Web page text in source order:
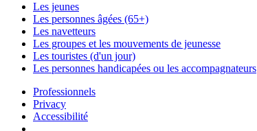
Les jeunes
Les personnes âgées (65+)
Les navetteurs
Les groupes et les mouvements de jeunesse
Les touristes (d'un jour)
Les personnes handicapées ou les accompagnateurs
Professionnels
Privacy
Accessibilité